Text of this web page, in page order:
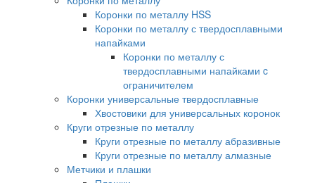
Коронки по металлу HSS
Коронки по металлу с твердосплавными
напайками
Коронки по металлу с
твердосплавными напайками c
ограничителем
Коронки универсальные твердосплавные
Хвостовики для универсальных коронок
Круги отрезные по металлу
Круги отрезные по металлу абразивные
Круги отрезные по металлу алмазные
Метчики и плашки